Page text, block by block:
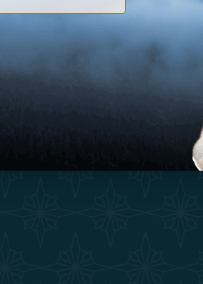
de spa y yoga: los
se erigen como un
pour les voyageurs des
voyage de luxe
Esperienza